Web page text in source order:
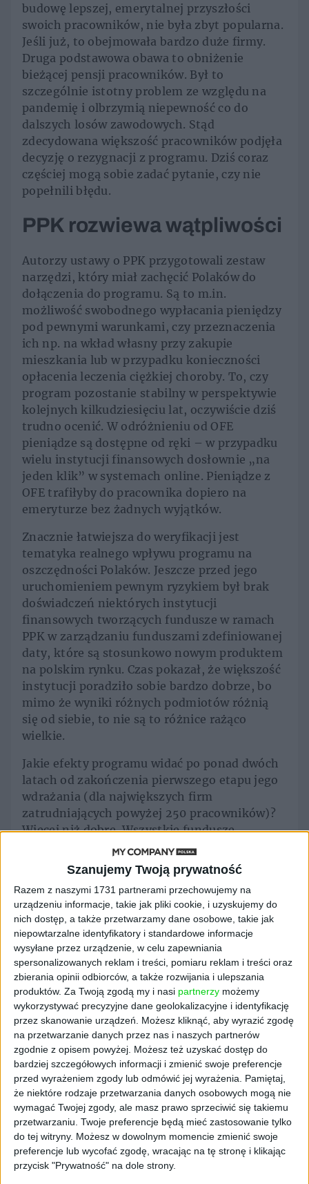
Szanujemy Twoją prywatność
Razem z naszymi 1731 partnerami przechowujemy na
urządzeniu informacje, takie jak pliki cookie, i uzyskujemy do
nich dostęp, a także przetwarzamy dane osobowe, takie jak
niepowtarzalne identyfikatory i standardowe informacje
wysyłane przez urządzenie, w celu zapewniania
spersonalizowanych reklam i treści, pomiaru reklam i treści oraz
zbierania opinii odbiorców, a także rozwijania i ulepszania
produktów. Za Twoją zgodą my i nasi partnerzy możemy
wykorzystywać precyzyjne dane geolokalizacyjne i identyfikację
przez skanowanie urządzeń. Możesz kliknąć, aby wyrazić zgodę
na przetwarzanie danych przez nas i naszych partnerów
zgodnie z opisem powyżej. Możesz też uzyskać dostęp do
bardziej szczegółowych informacji i zmienić swoje preferencje
przed wyrażeniem zgody lub odmówić jej wyrażenia.
Pamiętaj,
że niektóre rodzaje przetwarzania danych osobowych mogą nie
wymagać Twojej zgody, ale masz prawo sprzeciwić się takiemu
przetwarzaniu. Twoje preferencje będą mieć zastosowanie tylko
do tej witryny. Możesz w dowolnym momencie zmienić swoje
preferencje lub wycofać zgodę, wracając na tę stronę i klikając
przycisk "Prywatność" na dole strony.
budowę lepszej, emerytalnej przyszłości
swoich pracowników, nie była zbyt popularna.
Jeśli już, to obejmowała bardzo duże firmy.
Druga podstawowa obawa to obniżenie
bieżącej pensji pracowników. Był to
szczególnie istotny problem ze względu na
pandemię i olbrzymią niepewność co do
dalszych losów zawodowych. Stąd
zdecydowana większość pracowników podjęła
decyzję o rezygnacji z programu. Dziś coraz
częściej mogą sobie zadać pytanie, czy nie
popełnili błędu.
PPK rozwiewa wątpliwości
Autorzy ustawy o PPK przygotowali zestaw
narzędzi, który miał zachęcić Polaków do
dołączenia do programu. Są to m.in.
możliwość swobodnego wypłacania pieniędzy
pod pewnymi warunkami, czy przeznaczenia
ich np. na wkład własny przy zakupie
mieszkania lub w przypadku konieczności
opłacenia leczenia ciężkiej choroby. To, czy
program pozostanie stabilny w perspektywie
kolejnych kilkudziesięciu lat, oczywiście dziś
trudno ocenić. W odróżnieniu od OFE
pieniądze są dostępne od ręki – w przypadku
wielu instytucji finansowych dosłownie „na
jeden klik” w systemach online. Pieniądze z
OFE trafiłyby do pracownika dopiero na
emeryturze bez żadnych wyjątków.
Znacznie łatwiejsza do weryfikacji jest
tematyka realnego wpływu programu na
oszczędności Polaków. Jeszcze przed jego
uruchomieniem pewnym ryzykiem był brak
doświadczeń niektórych instytucji
finansowych tworzących fundusze w ramach
PPK w zarządzaniu funduszami zdefiniowanej
daty, które są stosunkowo nowym produktem
na polskim rynku. Czas pokazał, że większość
instytucji poradziło sobie bardzo dobrze, bo
mimo że wyniki różnych podmiotów różnią
się od siebie, to nie są to różnice rażąco
wielkie.
Jakie efekty programu widać po ponad dwóch
latach od zakończenia pierwszego etapu jego
wdrażania (dla największych firm
zatrudniających powyżej 250 pracowników)?
Więcej niż dobre. Wszystkie fundusze,
niezależnie od horyzontu inwestycyjnego,
wygenerowały zysk. Przypomnijmy, każda
instytucja posiada fundusze zdefiniowanej
daty, które mają różną politykę inwestycyjną
w zależności od roku, w którym konkretny
pracownik osiągnie 60. rok życia. Oznacza to,
że z pieniędzy najmłodszych pracowników
większa część inwestycji trafia na rynek
akcyjny. Ci, którzy mają względnie mało czasu
do emerytury, mają bardziej bezpieczne
inwestycje, np. obligacje. W niektórych
przypadkach (najbardziej agresywne
wehikuły, czyli te inwestujące w perspektywie
kilkudziesięciu lat) stopa zwrotu osiąga
wysokość 50 proc. w odniesieniu do
uruchomienia programu. Średnioroczny,
przeciętny zysk dla wszystkich funduszy
wynosi ok. 9 proc.
Co to oznacza? Jak wynika z wyliczeń firmy
Mercer, jeśli przeciętny uczestnik PPK zarabia